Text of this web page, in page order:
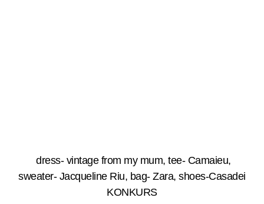
dress- vintage from my mum, tee- Camaieu,
sweater- Jacqueline Riu, bag- Zara, shoes-Casadei
KONKURS